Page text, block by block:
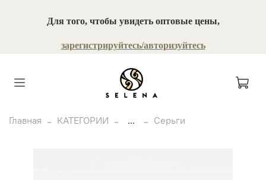
Для того, чтобы увидеть оптовые цены,
зарегистрируйтесь/авторизуйтесь
Главная КАТЕГОРИИ ... Серьги